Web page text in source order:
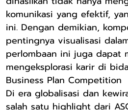
komunikasi yang efektif,
ini. Dengan demikian,
pentingnya visualisasi
perlombaan ini juga dapat
mengeksplorasi karir di
Business Plan
Di era globalisasi dan
salah satu highlight dari